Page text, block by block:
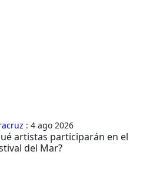
: 4 ago 2026
artistas participarán en el
del Mar?